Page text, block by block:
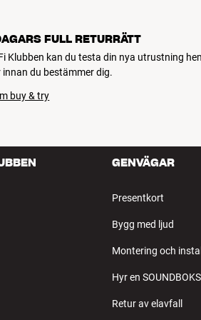
FULL RETURRÄTT
Klubben kan du testa din nya utrustning
innan du bestämmer dig.
buy & try
GENVÄGAR
Presentkort
Bygg med ljud
Montering och
Hyr en SOUNDBOKS
Retur av elavfall